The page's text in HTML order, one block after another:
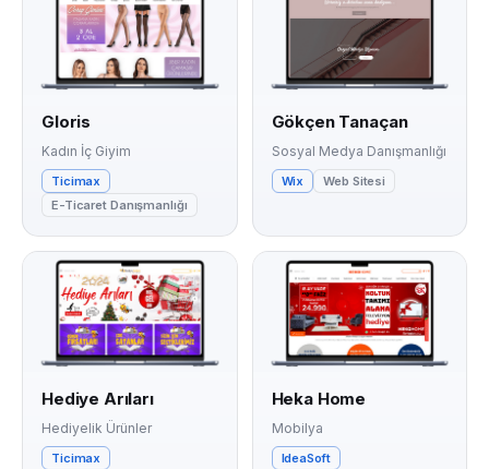
Gloris
Kadın İç Giyim
Ticimax
E-Ticaret Danışmanlığı
Gökçen Tanaçan
Sosyal Medya Danışmanlığı
Wix Web Sitesi
Hediye Arıları
Hediyelik Ürünler
Ticimax
Heka Home
Mobilya
IdeaSoft